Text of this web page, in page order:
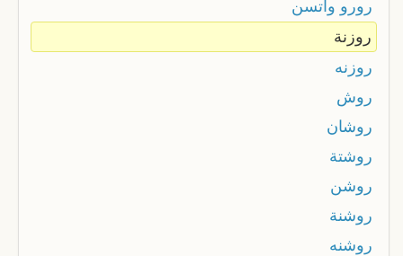
رورو واتسن
روزنة
روزنه
روش
روشان
روشتة
روشن
روشنة
روشنه